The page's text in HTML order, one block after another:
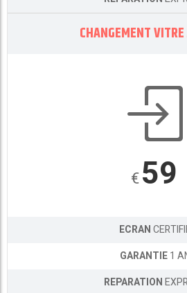
CHANGEMENT
€59
ECRAN
GARANTIE1
REPARATION